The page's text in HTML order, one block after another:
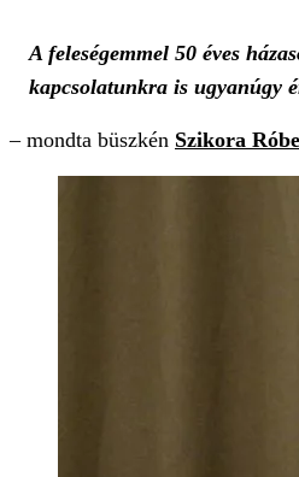
A feleségemmel 50 éves
kapcsolatunkra is ugyanúgy
– mondta büszkén Szikora